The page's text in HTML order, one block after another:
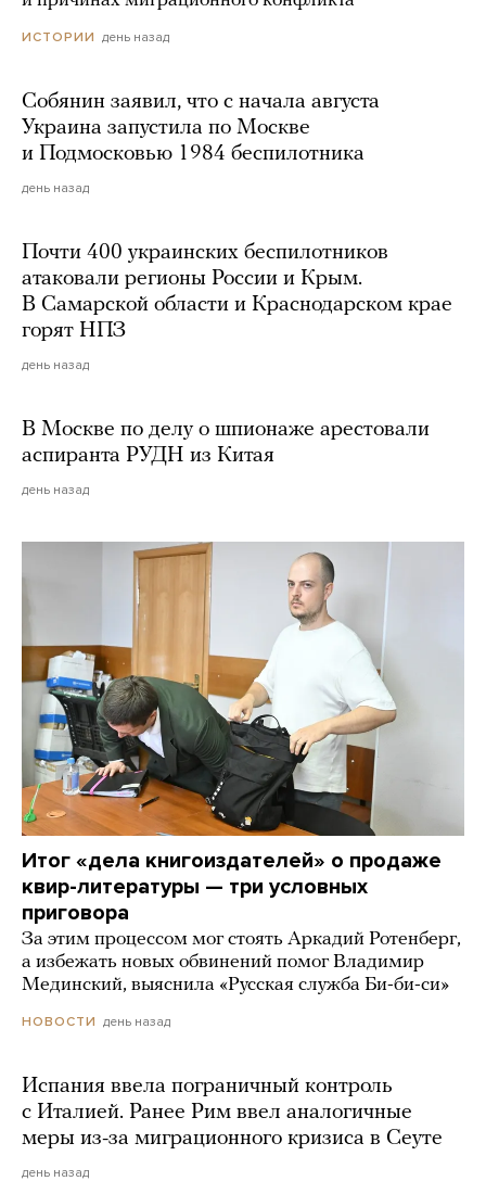
ИСТОРИИ день назад
Собянин заявил, что с начала августа
Украина запустила по Москве
и Подмосковью 1984 беспилотника
день назад
Почти 400 украинских беспилотников
атаковали регионы России и Крым.
В Самарской области и Краснодарском крае
горят НПЗ
день назад
В Москве по делу о шпионаже арестовали
аспиранта РУДН из Китая
день назад
Итог «дела книгоиздателей» о продаже
квир-литературы — три условных
приговора
За этим процессом мог стоять Аркадий Ротенберг,
а избежать новых обвинений помог Владимир
Мединский, выяснила «Русская служба Би-би-си»
НОВОСТИ день назад
Испания ввела пограничный контроль
с Италией. Ранее Рим ввел аналогичные
меры из-за миграционного кризиса в Сеуте
день назад